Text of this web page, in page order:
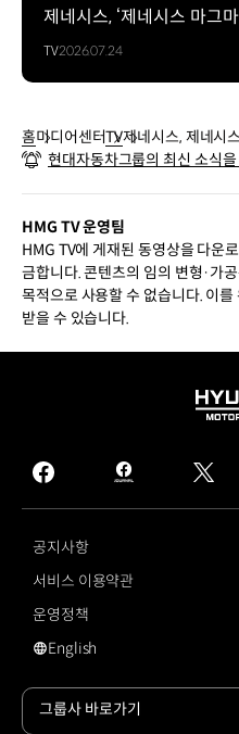
제네시스, ‘제네시스 마그
TV2026.07.24
홈미디어센터TV제네시스, 제네시
현대자동차그룹의 최신 소식
HMG TV 운영팀
HMG TV에 게재된 동영상을 다운
금합니다. 콘텐츠의 임의 변형·가
목적으로 사용할 수 없습니다. 이
받을 수 있습니다.
GROUP
facebook
hmg
journal
twitter
공지사항
서비스 이용약관
운영정책
영문 사이트로 이동
English
그룹사 바로가기